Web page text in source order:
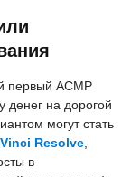
первый АСМР
денег на дорогой
могут стать
Resolve,
в